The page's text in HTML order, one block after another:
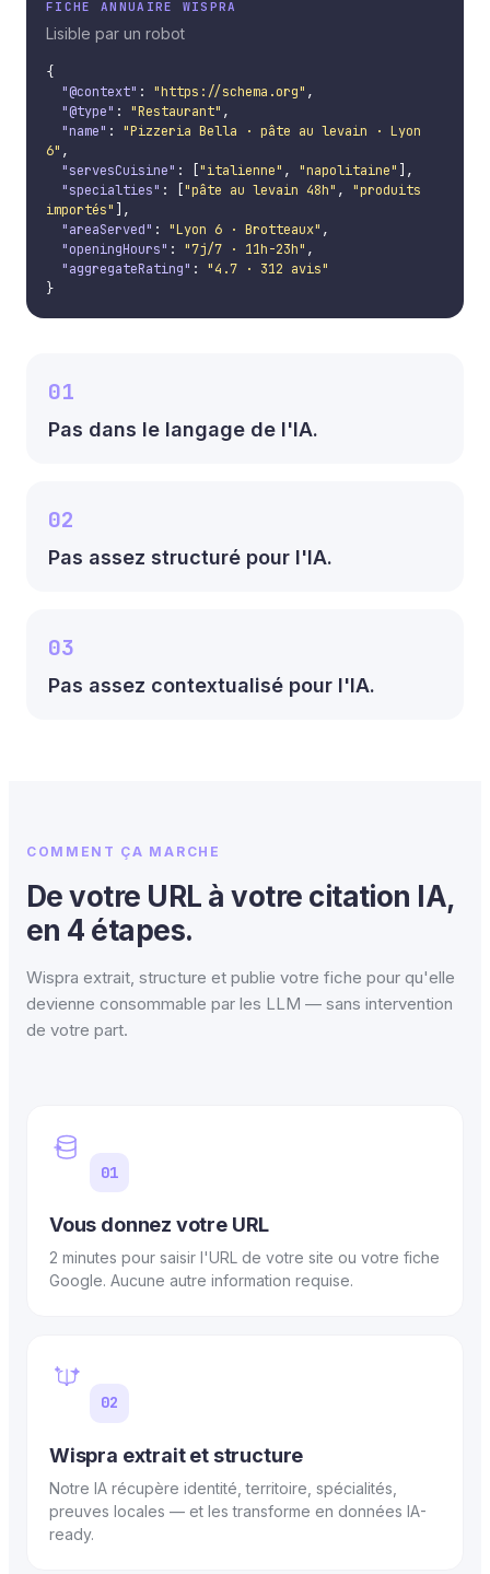
FICHE ANNUAIRE WISPRA
Lisible par un robot
{
"@context" : "https://schema.org" ,
"@type" : "Restaurant" ,
"name" : "Pizzeria Bella · pâte au levain · Lyon
6" ,
"servesCuisine" : [ "italienne" , "napolitaine"
],
"specialties" : [ "pâte au levain 48h" , "produits
importés"
],
"areaServed" : "Lyon 6 · Brotteaux" ,
"openingHours" : "7j/7 · 11h-23h" ,
"aggregateRating" : "4.7 · 312 avis"
}
01
Pas dans le langage de l'IA.
02
Pas assez structuré pour l'IA.
03
Pas assez contextualisé pour l'IA.
COMMENT ÇA MARCHE
De votre URL à votre citation IA,
en 4 étapes.
Wispra extrait, structure et publie votre fiche pour qu'elle
devienne consommable par les LLM — sans intervention
de votre part.
01
Vous donnez votre URL
2 minutes pour saisir l'URL de votre site ou votre fiche
Google. Aucune autre information requise.
02
Wispra extrait et structure
Notre IA récupère identité, territoire, spécialités,
preuves locales — et les transforme en données IA-
ready.